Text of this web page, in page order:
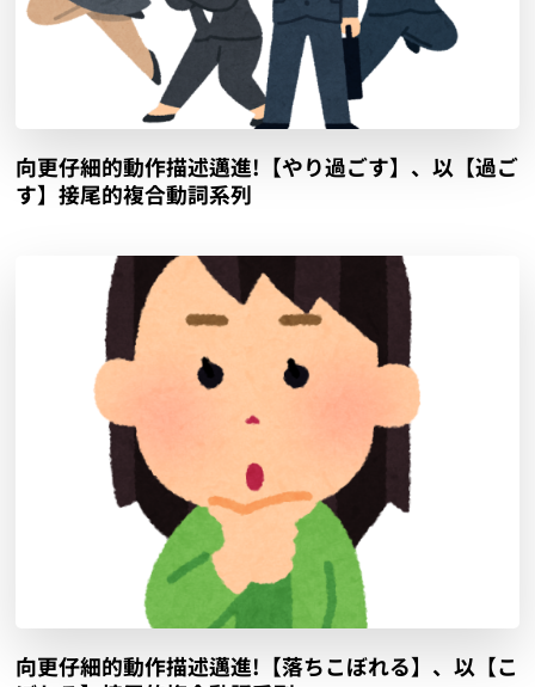
向更仔細的動作描述邁進!【やり過ごす】、以【過ご
す】接尾的複合動詞系列
向更仔細的動作描述邁進!【落ちこぼれる】、以【こ